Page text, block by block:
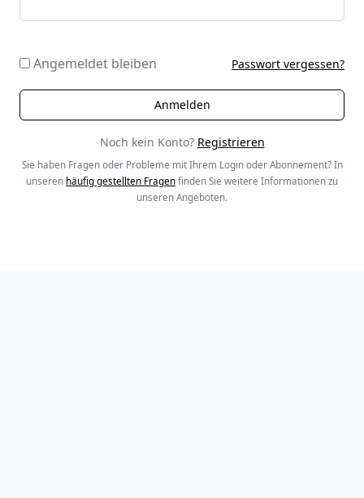
Angemeldet bleiben Passwort vergessen?
Noch kein Konto? Registrieren
Sie haben Fragen oder Probleme mit Ihrem Login oder Abonnement? In
unseren häufig gestellten Fragen finden Sie weitere Informationen zu
unseren Angeboten.